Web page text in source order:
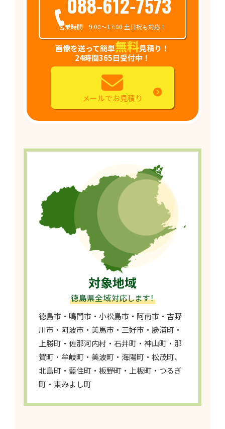
営業時間 9:00～17:00 土日祝も対応！
画像を送って簡単無料見積り！
24時間365日受付中！
メールでお見積り
対象地域
徳島県全域対応します！
徳島市・鳴門市・小松島市・阿南市・吉野
川市・阿波市・美馬市・三好市・勝浦町・
上勝町・佐那河内村・石井町・神山町・那
賀町・牟岐町・美波町・海陽町・松茂町、
北島町・藍住町・板野町・上板町・つるぎ
町・東みよし町